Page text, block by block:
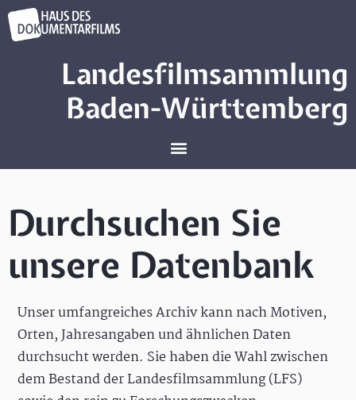
Landesfilmsammlung
Baden-Württemberg
Durchsuchen Sie
unsere Datenbank
Unser umfangreiches Archiv kann nach Motiven,
Orten, Jahresangaben und ähnlichen Daten
durchsucht werden. Sie haben die Wahl zwischen
dem Bestand der Landesfilmsammlung (LFS)